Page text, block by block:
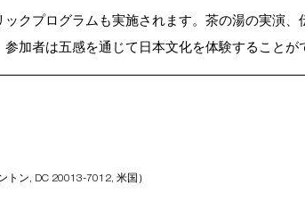
クプログラムも実施されます。茶の湯の実演、
加者は五感を通じて日本文化を体験することが
トン, DC 20013-7012, 米国 ）